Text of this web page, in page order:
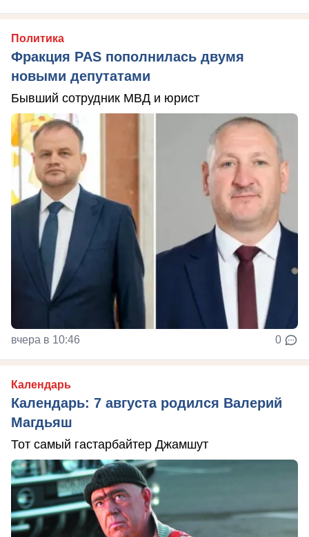
Политика
Фракция PAS пополнилась двумя
новыми депутатами
Бывший сотрудник МВД и юрист
вчера в 10:46 0
Календарь
Календарь: 7 августа родился Валерий
Магдьяш
Тот самый гастарбайтер Джамшут